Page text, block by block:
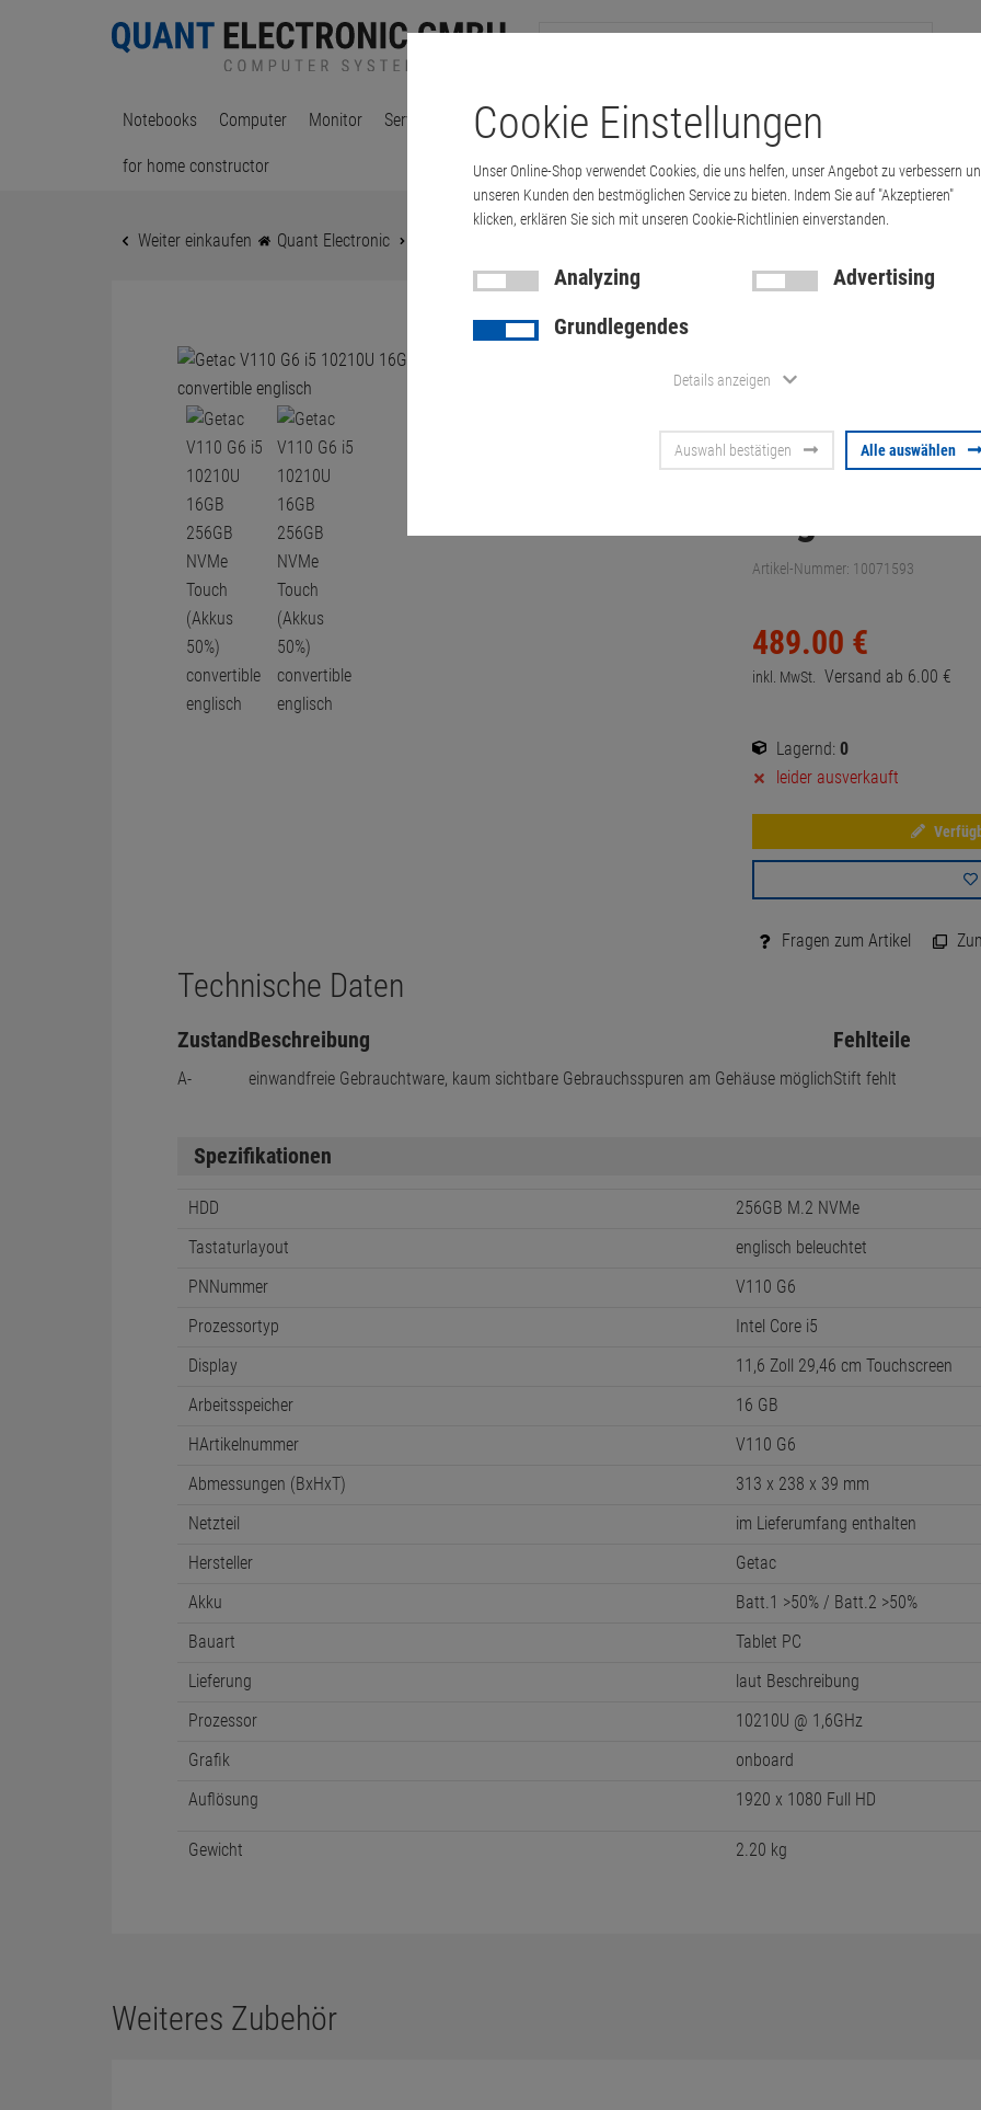
Notebooks Computer Monitor Server & Workstations Printer & Copiers Cables Multimedia & HDTV
for home constructor
Weiter einkaufen Quant Electronic
Getac V110
16GB
(Akkus
Artikel-Nummer: 10071593
489.00 €
inkl. MwSt. Versand ab 6.00 €
Lagernd: 0
leider ausverkauft
Fragen zum Artikel
Technische Daten
Zustand
A-
Beschreibung
einwandfreie Gebrauchtware, kaum sichtbare Gebrauchsspuren am Gehäuse möglich
Fehlteile
Stift fehlt
Spezifikationen
HDD
256GB M.2 NVMe
Tastaturlayout
englisch beleuchtet
PNNummer
V110 G6
Prozessortyp
Intel Core i5
Display
11,6 Zoll 29,46 cm Touchscreen
Arbeitsspeicher
16 GB
HArtikelnummer
V110 G6
Abmessungen (BxHxT)
313 x 238 x 39 mm
Netzteil
im Lieferumfang enthalten
Hersteller
Getac
Akku
Batt.1 >50% / Batt.2 >50%
Bauart
Tablet PC
Lieferung
laut Beschreibung
Prozessor
10210U @ 1,6GHz
Grafik
onboard
Auflösung
1920 x 1080 Full HD
Gewicht 2.20 kg
Weiteres Zubehör
Cookie Einstellungen
Unser Online-Shop verwendet Cookies, die uns helfen, unser Angebot zu verbessern
unseren Kunden den bestmöglichen Service zu bieten. Indem Sie auf "Akzeptieren"
klicken, erklären Sie sich mit unseren Cookie-Richtlinien einverstanden.
Analyzing
Advertising
Grundlegendes
Details anzeigen
Auswahl bestätigen Alle auswählen